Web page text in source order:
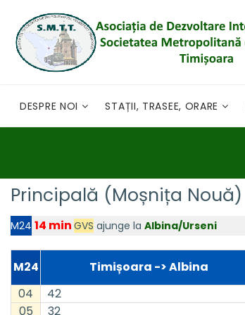
DESPRE NOI STAȚII, TRASEE, ORARE
Principală (Moșnița Nouă)
M24 14 min GVS ajunge la Albina/Urseni
M24
Timișoara -> Albina
04
42
05
32